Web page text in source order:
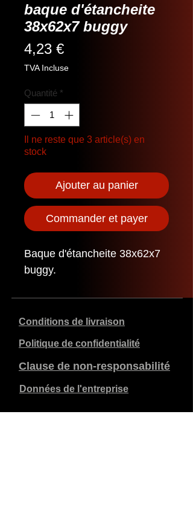
baque d'étancheite
38x62x7 buggy
4,23 €Prix
TVA Incluse
Quantité *
Il ne reste que 3 article(s) en
stock
Ajouter au panier
Commander et payer
Baque d'étancheite 38x62x7
buggy.
Conditions de livraison
Politique de confidentialité
Clause de non-responsabilité
Données de l'entreprise